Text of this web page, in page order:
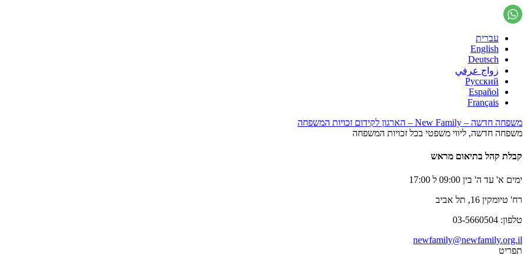
עברית
English
Deutsch
زواج عرفي
Русский
Español
Français
משפחה חדשה – New Family – הארגון לקידום זכויות המשפחה
משפחה חדשה, ליווי משפטי בכל זכויות המשפחה
קבלת קהל בתיאום מראש
ימים א' עד ה' בין 09:00 ל 17:00
רח' טיומקין 16, תל אביב
טלפון: 03-5660504
newfamily@newfamily.org.il
תפריט